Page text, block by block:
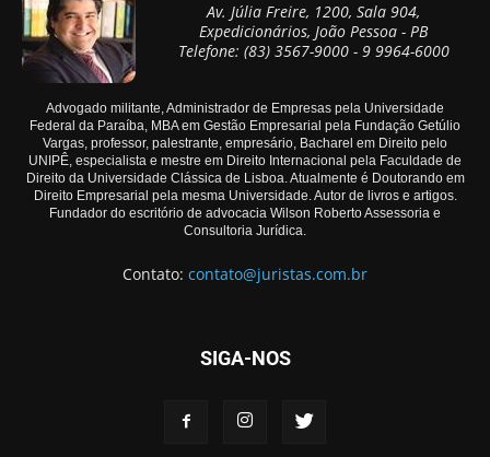
Av. Júlia Freire, 1200, Sala 904,
Expedicionários, João Pessoa - PB
Telefone: (83) 3567-9000 - 9 9964-6000
Advogado militante, Administrador de Empresas pela Universidade
Federal da Paraíba, MBA em Gestão Empresarial pela Fundação Getúlio
Vargas, professor, palestrante, empresário, Bacharel em Direito pelo
UNIPÊ, especialista e mestre em Direito Internacional pela Faculdade de
Direito da Universidade Clássica de Lisboa. Atualmente é Doutorando em
Direito Empresarial pela mesma Universidade. Autor de livros e artigos.
Fundador do escritório de advocacia Wilson Roberto Assessoria e
Consultoria Jurídica.
Contato: contato@juristas.com.br
SIGA-NOS